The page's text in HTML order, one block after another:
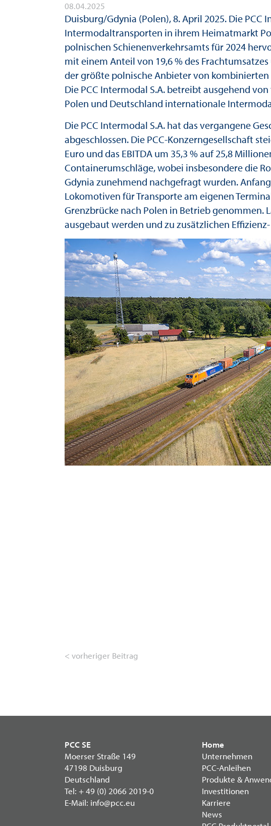
08.04.2025
Duisburg/Gdynia (Polen), 8. April 2025. Die
Intermodaltransporten in ihrem Heimatmarkt
polnischen Schienenverkehrsamts für 2024
mit einem Anteil von 19,6 % des
der größte polnische Anbieter von
Die PCC Intermodal S.A. betreibt ausgehend
Polen und Deutschland internationale
Die PCC Intermodal S.A. hat das vergangene
abgeschlossen. Die PCC-Konzerngesellschaft
Euro und das EBITDA um 35,3 % auf 25,8
Containerumschläge, wobei insbesondere die
Gdynia zunehmend nachgefragt wurden.
Lokomotiven für Transporte am eigenen
Grenzbrücke nach Polen in Betrieb genommen.
ausgebaut werden und zu zusätzlichen
< vorheriger Beitrag
PCC SE
Moerser Straße 149
47198 Duisburg
Deutschland
Tel: + 49 (0) 2066 2019-0
E-Mail: info@pcc.eu
Home
Unternehmen
PCC-Anleihen
Produkte &
Investitionen
Karriere
News